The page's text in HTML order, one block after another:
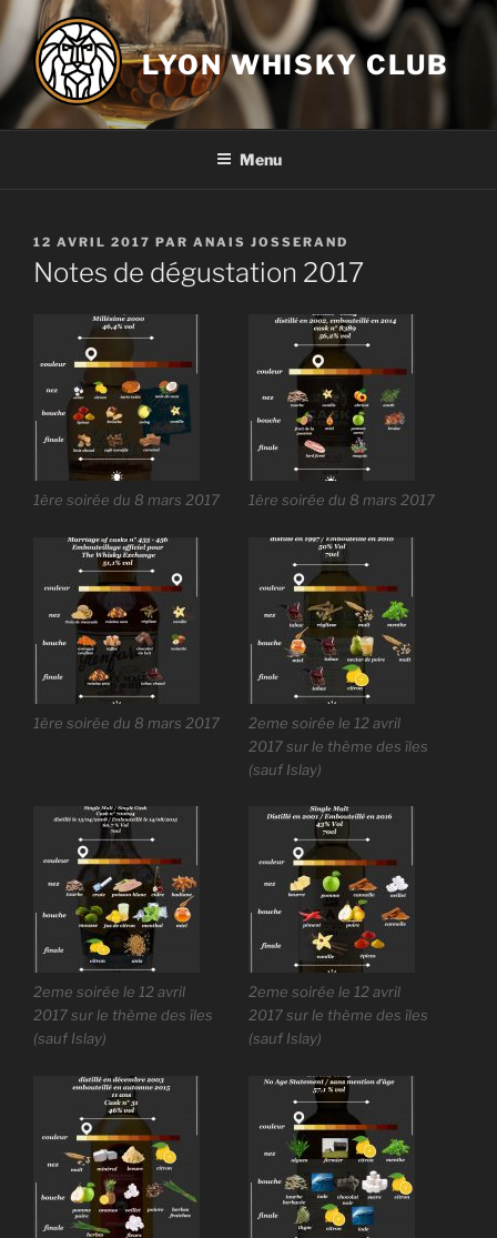
Aller
au
contenu
principal
LYON WHISKY CLUB
Menu
PUBLIÉ
LE
12 AVRIL 2017 PAR ANAIS JOSSERAND
Notes de dégustation 2017
1ère soirée du 8 mars 2017 1ère soirée du 8 mars 2017
1ère soirée du 8 mars 2017
2eme soirée le 12 avril
2017 sur le thème des îles
(sauf Islay)
2eme soirée le 12 avril
2017 sur le thème des îles
(sauf Islay)
2eme soirée le 12 avril
2017 sur le thème des îles
(sauf Islay)